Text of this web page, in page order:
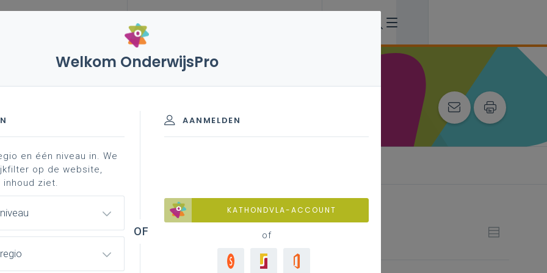
vakken en leerplannen 3de graad
leerplandoel in de kijker: schriftelijke
achtergrond
interactie
Welkom OnderwijsPro
AANMELDEN
KATHONDVLA-ACCOUNT
of
en één niveau in. We
op de website,
ziet.